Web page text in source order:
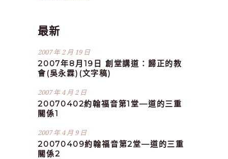
最新
2007 年 2 月 19 日
2007年8月19日 創堂講道：歸正的教
會(吳永霖)(文字稿)
2007 年 4 月 2 日
20070402約翰福音第1堂—道的三重
關係1
2007 年 4 月 9 日
20070409約翰福音第2堂—道的三重
關係2